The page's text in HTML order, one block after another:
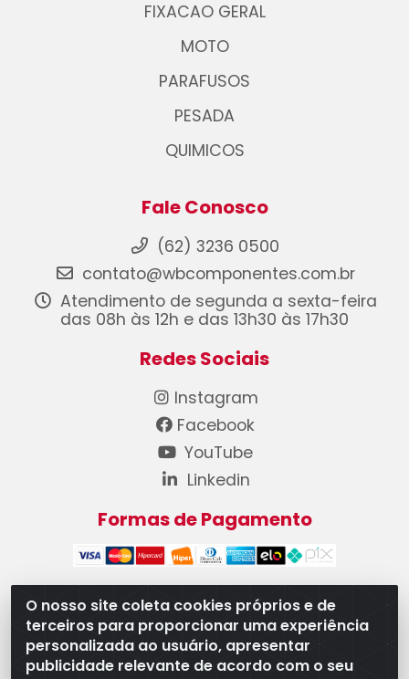
O nosso site coleta cookies próprios e de
terceiros para proporcionar uma experiência
personalizada ao usuário, apresentar
publicidade relevante de acordo com o seu
FIXACAO GERAL
MOTO
PARAFUSOS
PESADA
QUIMICOS
Fale Conosco
(62) 3236 0500
contato@wbcomponentes.com.br
Atendimento de segunda a sexta-feira
das 08h às 12h e das 13h30 às 17h30
Redes Sociais
Instagram
Facebook
YouTube
Linkedin
Formas de Pagamento
WB Componentes Automotivos LTDA - CNPJ
08.528.393/0001-12 - Rua do Níquel, 667 - Parque
Oeste Industrial, Goiânia/GO - CEP 74375-660